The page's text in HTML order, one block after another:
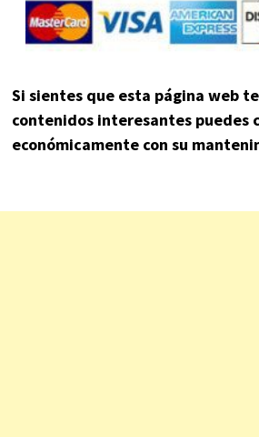
Si sientes que esta página web
contenidos interesantes puedes
económicamente con su